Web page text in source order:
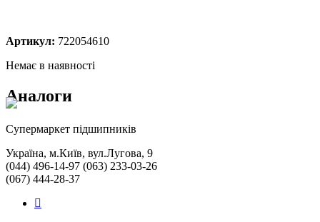
Артикул: 722054610
Немає в наявності
Аналоги
Cупермаркет підшипників
Україна, м.Київ, вул.Лугова, 9
(044) 496-14-97 (063) 233-03-26
(067) 444-28-37